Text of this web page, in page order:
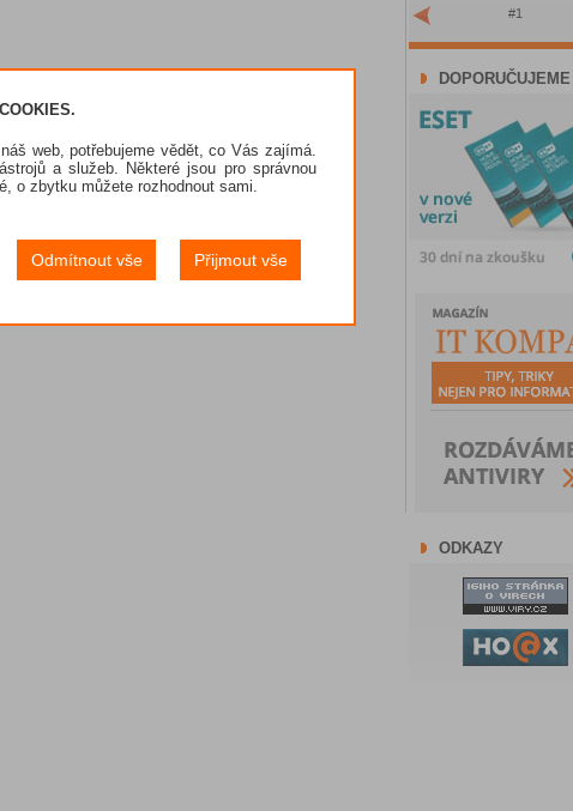
#1
DOPORUČUJEME
ODKAZY
web, potřebujeme vědět, co Vás zajímá.
a služeb. Některé jsou pro správnou
o zbytku můžete rozhodnout sami.
Odmítnout vše Přijmout vše